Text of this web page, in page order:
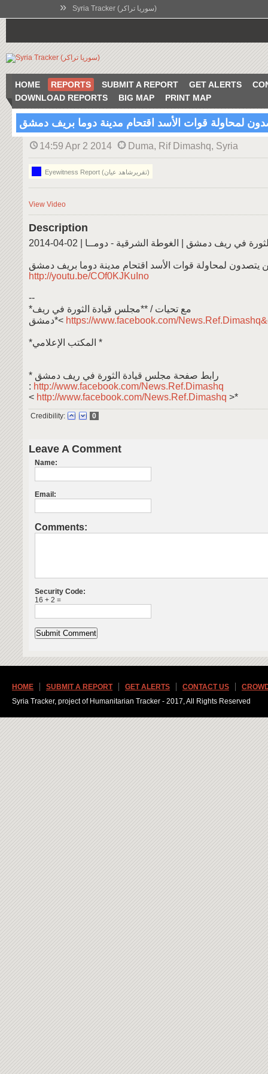
» Syria Tracker (سوريا تراكر)
HOME REPORTS SUBMIT A REPORT GET ALERTS
DOWNLOAD REPORTS
BIG MAP PRINT MAP
لمحاولة قوات الأسد اقتحام مدينة دوما بريف دمشق
14:59 Apr 2 2014 Duma, Rif Dimashq, Syria
Eyewitness Report (تقريرشاهد عيان)
View Video
Description
في ريف دمشق | الغوطة الشرقية - دومــا | 02-04-2014
يتصدون لمحاولة قوات الأسد اقتحام مدينة دوما بريف دمشق
http://youtu.be/COf0KJKuIno
--
*مع تحيات / **مجلس قيادة الثورة في ريف
دمشق*< https://www.facebook.com/
*المكتب الإعلامي *
* رابط صفحة مجلس قيادة الثورة في ريف دمشق
: http://www.facebook.com/News.Ref.Dimashq
< http://www.facebook.com/News.Ref.Dimashq >*
Credibility: 0
Leave A Comment
Name:
Email:
Comments:
Security Code:
16 + 2 =
HOME SUBMIT A REPORT GET ALERTS CONTACT US
Syria Tracker, project of Humanitarian Tracker - 2017, All Rights Reserved